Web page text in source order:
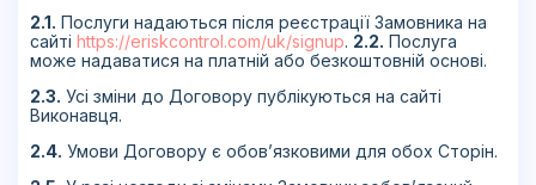
2.1. Послуги надаються після реєстрації Замовника на
сайті https://eriskcontrol.com/uk/signup. 2.2. Послуга
може надаватися на платній або безкоштовній основі.
2.3. Усі зміни до Договору публікуються на сайті
Виконавця.
2.4. Умови Договору є обов’язковими для обох Сторін.